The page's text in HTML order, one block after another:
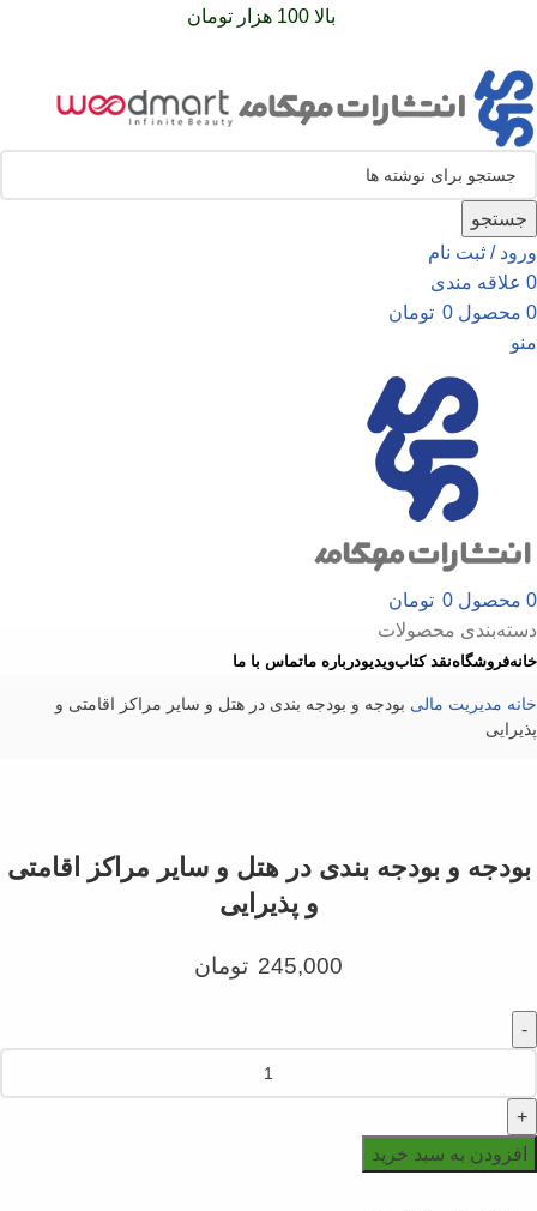
بالا 100 هزار تومان
جستجو
ورود / ثبت نام
0 علاقه مندی
0 محصول 0 تومان
منو
0 محصول 0 تومان
دسته‌بندی محصولات
خانهفروشگاهنقد کتابویدیودرباره‌ ماتماس با ما
خانه مدیریت مالی بودجه و بودجه بندی در هتل و سایر مراکز اقامتی و
پذیرایی
بودجه و بودجه بندی در هتل و سایر مراکز اقامتی
و پذیرایی
245,000 تومان
افزودن به سبد خرید